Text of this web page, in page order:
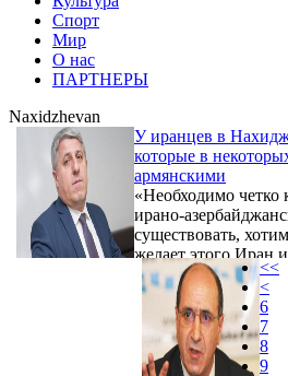
Спорт
Мир
О нас
ПАРТНЕРЫ
Naxidzhevan
У иранцев в
которые в
армянскими
«Необходимо четко
ирано-
существовать,
желает этого Иран
сегодня в ходе
востоковед Вардан
<<
<
6
7
8
9